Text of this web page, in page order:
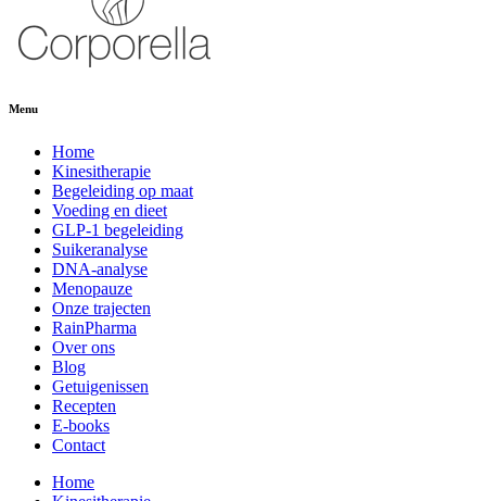
Menu
Home
Kinesitherapie
Begeleiding op maat
Voeding en dieet
GLP-1 begeleiding
Suikeranalyse
DNA-analyse
Menopauze
Onze trajecten
RainPharma
Over ons
Blog
Getuigenissen
Recepten
E-books
Contact
Home